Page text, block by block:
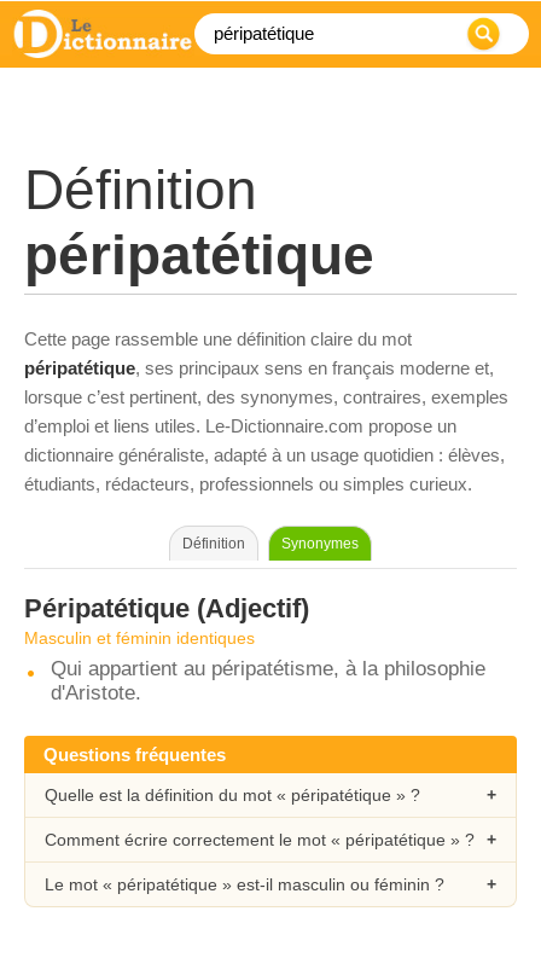
Définition
péripatétique
Cette page rassemble une définition claire du mot
péripatétique, ses principaux sens en français moderne et,
lorsque c’est pertinent, des synonymes, contraires, exemples
d’emploi et liens utiles. Le-Dictionnaire.com propose un
dictionnaire généraliste, adapté à un usage quotidien : élèves,
étudiants, rédacteurs, professionnels ou simples curieux.
Définition Synonymes
Péripatétique (Adjectif)
Masculin et féminin identiques
Qui appartient au péripatétisme, à la philosophie
d'Aristote.
Questions fréquentes
Quelle est la définition du mot « péripatétique » ?
Comment écrire correctement le mot « péripatétique » ?
Le mot « péripatétique » est-il masculin ou féminin ?